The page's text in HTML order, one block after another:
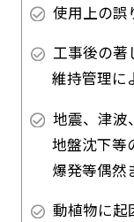
使用上の誤
工事後の著
維持管理に
地震、津波
地盤沈下等
爆発等偶然
動植物に起